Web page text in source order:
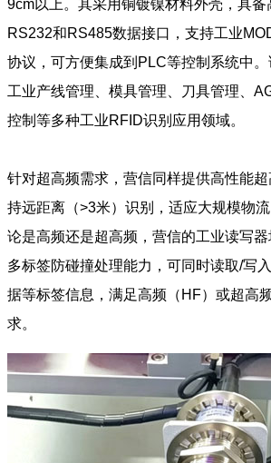
9cm以上。其采用铜镀镍材料外壳，具备
RS232和RS485数据接口，支持工业
协议，可方便集成到PLC等控制系统中
工业产线管理、模具管理、刀具管理、
控制等多种工业RFID识别应用领域。
针对超高频需求，营信同样提供高性能
持远距离（>3米）识别，适应大规模物
论是高频还是超高频，营信的工业读写
多标签防碰撞处理能力，可同时读取/写
据等标签信息，满足高频（HF）或超高
求。